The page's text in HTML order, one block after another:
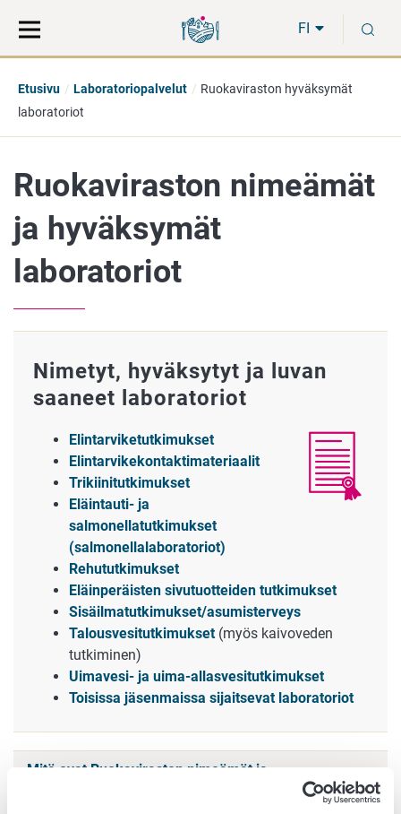
suoraan
sisältöön
koko
sivuston
FI
Etusivu Laboratoriopalvelut
Ruokaviraston hyväksymät
laboratoriot
Ruokaviraston nimeämät
ja hyväksymät
laboratoriot
Nimetyt, hyväksytyt ja luvan
saaneet laboratoriot
Elintarviketutkimukset
Elintarvikekontaktimateriaalit
Trikiinitutkimukset
Eläintauti- ja
salmonellatutkimukset
(salmonellalaboratoriot)
Rehututkimukset
Eläinperäisten sivutuotteiden tutkimukset
Sisäilmatutkimukset/asumisterveys
Talousvesitutkimukset (myös kaivoveden
tutkiminen)
Uimavesi- ja uima-allasvesitutkimukset
Toisissa jäsenmaissa sijaitsevat laboratoriot
Mitä ovat Ruokaviraston nimeämät ja